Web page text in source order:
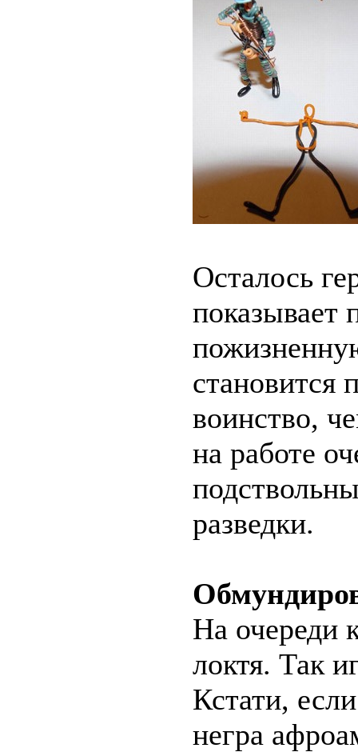
Осталось
показывает
становится
воинство,
на работе
разведки.
На очереди
локтя. Так
Кстати,
негра